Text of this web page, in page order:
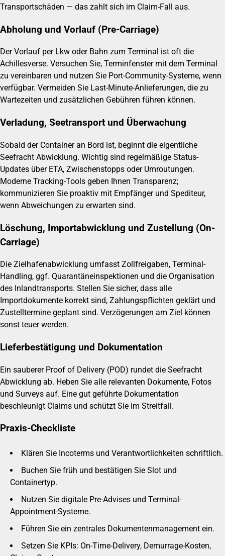
Transportschäden — das zahlt sich im Claim-Fall aus.
Abholung und Vorlauf (Pre-Carriage)
Der Vorlauf per Lkw oder Bahn zum Terminal ist oft die
Achillesverse. Versuchen Sie, Terminfenster mit dem Terminal
zu vereinbaren und nutzen Sie Port-Community-Systeme, wenn
verfügbar. Vermeiden Sie Last-Minute-Anlieferungen, die zu
Wartezeiten und zusätzlichen Gebühren führen können.
Verladung, Seetransport und Überwachung
Sobald der Container an Bord ist, beginnt die eigentliche
Seefracht Abwicklung. Wichtig sind regelmäßige Status-
Updates über ETA, Zwischenstopps oder Umroutungen.
Moderne Tracking-Tools geben Ihnen Transparenz;
kommunizieren Sie proaktiv mit Empfänger und Spediteur,
wenn Abweichungen zu erwarten sind.
Löschung, Importabwicklung und Zustellung (On-
Carriage)
Die Zielhafenabwicklung umfasst Zollfreigaben, Terminal-
Handling, ggf. Quarantäneinspektionen und die Organisation
des Inlandtransports. Stellen Sie sicher, dass alle
Importdokumente korrekt sind, Zahlungspflichten geklärt und
Zustelltermine geplant sind. Verzögerungen am Ziel können
sonst teuer werden.
Lieferbestätigung und Dokumentation
Ein sauberer Proof of Delivery (POD) rundet die Seefracht
Abwicklung ab. Heben Sie alle relevanten Dokumente, Fotos
und Surveys auf. Eine gut geführte Dokumentation
beschleunigt Claims und schützt Sie im Streitfall.
Praxis-Checkliste
Klären Sie Incoterms und Verantwortlichkeiten schriftlich.
Buchen Sie früh und bestätigen Sie Slot und
Containertyp.
Nutzen Sie digitale Pre-Advises und Terminal-
Appointment-Systeme.
Führen Sie ein zentrales Dokumentenmanagement ein.
Setzen Sie KPIs: On-Time-Delivery, Demurrage-Kosten,